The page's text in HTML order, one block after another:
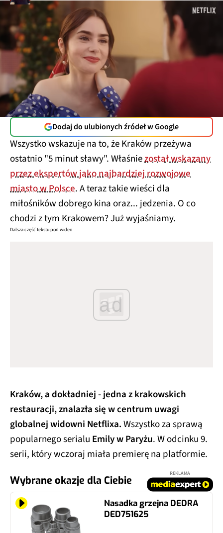
Dodaj do ulubionych źródeł w Google
Wszystko wskazuje na to, że Kraków przeżywa
ostatnio "5 minut sławy". Właśniezostał wskazany
przez ekspertów jako najbardziej rozwojowe
miasto w Polsce. A teraz takie wieści dla
miłośników dobrego kina oraz... jedzenia. O co
chodzi z tym Krakowem? Już wyjaśniamy.
Dalsza część tekstu pod wideo
ad
Kraków, a dokładniej - jedna z krakowskich
restauracji, znalazła się w centrum uwagi
globalnej widowni Netflixa.Wszystko za sprawą
popularnego serialu Emily w Paryżu. W odcinku 9.
serii, który wczoraj miała premierę na platformie.
Wybrane okazje dla Ciebie
REKLAMA
Nasadka grzejna DEDRA
DED751625